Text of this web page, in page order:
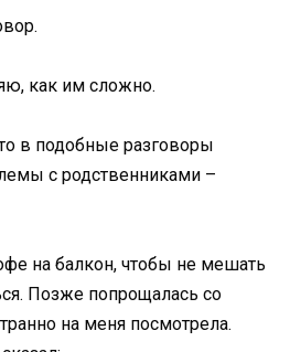
как им сложно.
в подобные разговоры
с родственниками –
на балкон, чтобы не мешать
Позже попрощалась со
на меня посмотрела.